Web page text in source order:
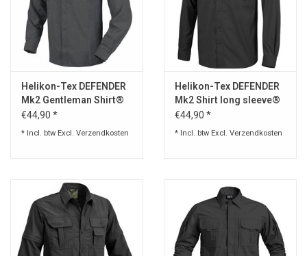
Speelgoed
WAPENS
Helikon-Tex DEFENDER
Mk2 Gentleman Shirt®
€44,90 *
* Incl. btw Excl. Verzendkosten
Helikon-Tex DEFENDER
Mk2 Shirt long sleeve®
- PolyCotton Ripstop
€44,90 *
* Incl. btw Excl. Verzendkosten